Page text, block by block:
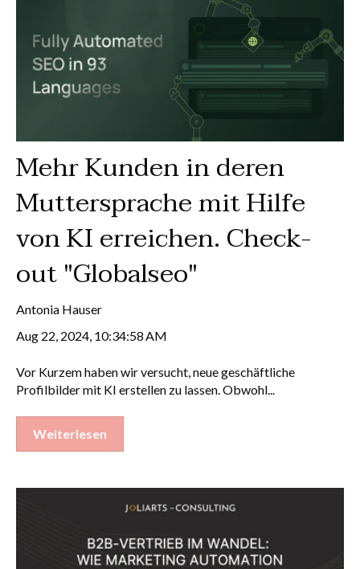
Mehr Kunden in deren
Muttersprache mit Hilfe
von KI erreichen. Check-
out "Globalseo"
Antonia Hauser
Aug 22, 2024, 10:34:58 AM
Vor Kurzem haben wir versucht, neue geschäftliche
Profilbilder mit KI erstellen zu lassen. Obwohl...
Weiterlesen